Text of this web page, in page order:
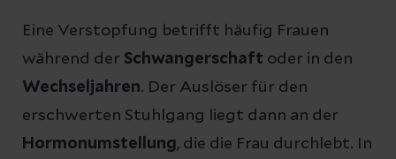
Eine Verstopfung betrifft häufig Frauen
während der Schwangerschaft oder in den
Wechseljahren. Der Auslöser für den
erschwerten Stuhlgang liegt dann an der
Hormonumstellung, die die Frau durchlebt. In